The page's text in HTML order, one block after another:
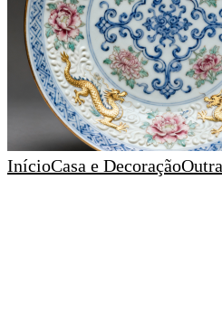
InícioCasa e Decoração